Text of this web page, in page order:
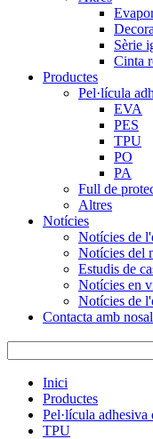
Sèrie
Cinta
Productes
Pel·lícula
EVA
PES
TPU
PO
PA
Full de
Altres
Notícies
Notícies de
Notícies del
Estudis de
Notícies en
Notícies de
Contacta amb
Inici
Productes
Pel·lícula
TPU